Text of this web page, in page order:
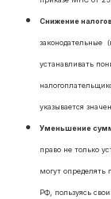
Снижение
законодательные
устанавливать
указывается
Уменьшение
право не только
могут определять
РФ, пользуясь